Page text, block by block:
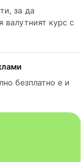
за да
валутният курс с
безплатно е и